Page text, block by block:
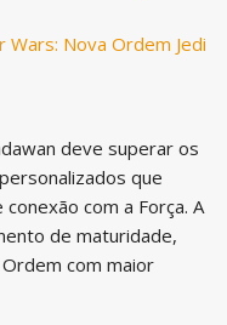
Nova Ordem Jedi
deve superar os
que
com a Força. A
de maturidade,
com maior